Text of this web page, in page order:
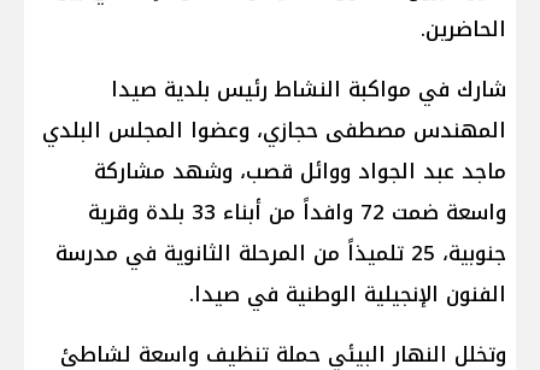
الحاضرين.
​شارك في مواكبة النشاط رئيس بلدية صيدا
المهندس مصطفى حجازي، وعضوا المجلس البلدي
ماجد عبد الجواد ووائل قصب، وشهد مشاركة
واسعة ضمت ​72 وافداً من أبناء 33 بلدة وقرية
جنوبية، ​25 تلميذاً من المرحلة الثانوية في مدرسة
الفنون الإنجيلية الوطنية في صيدا.
​وتخلل النهار البيئي حملة تنظيف واسعة لشاطئ